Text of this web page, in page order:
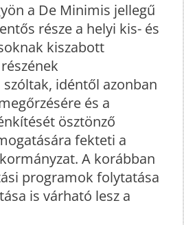
a De Minimis jellegű
része a helyi kis- és
kiszabott
idéntől azonban
és a
ösztönző
fekteti a
A korábban
programok folytatása
is várható lesz a